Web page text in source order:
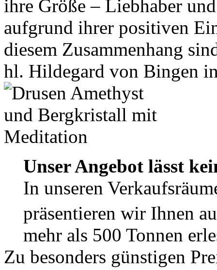
ihre Größe – Liebhaber
aufgrund ihrer positiven
diesem Zusammenhang
hl. Hildegard von Bingen
Unser Angebot lässt
In unseren
präsentieren wir Ihnen
mehr als 500 Tonnen
Zu besonders günstigen